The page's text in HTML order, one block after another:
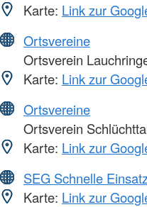
Karte: Link zur
Ortsvereine
Ortsverein
Karte: Link zur
Ortsvereine
Ortsverein
Karte: Link zur
SEG Schnelle
Karte: Link zur